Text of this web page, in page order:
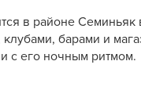
в районе
барами и
с его ночным ритмом.